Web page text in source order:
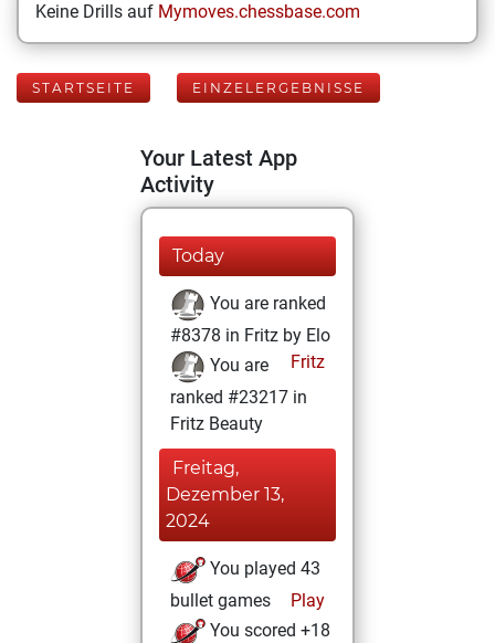
Keine Drills auf Mymoves.chessbase.com
STARTSEITE EINZELERGEBNISSE
Your Latest App
Activity
Today
You are ranked
#8378 in Fritz by Elo
Fritz
You are
ranked #23217 in
Fritz Beauty
Freitag,
Dezember 13,
2024
You played 43
bullet games
Play
You scored +18